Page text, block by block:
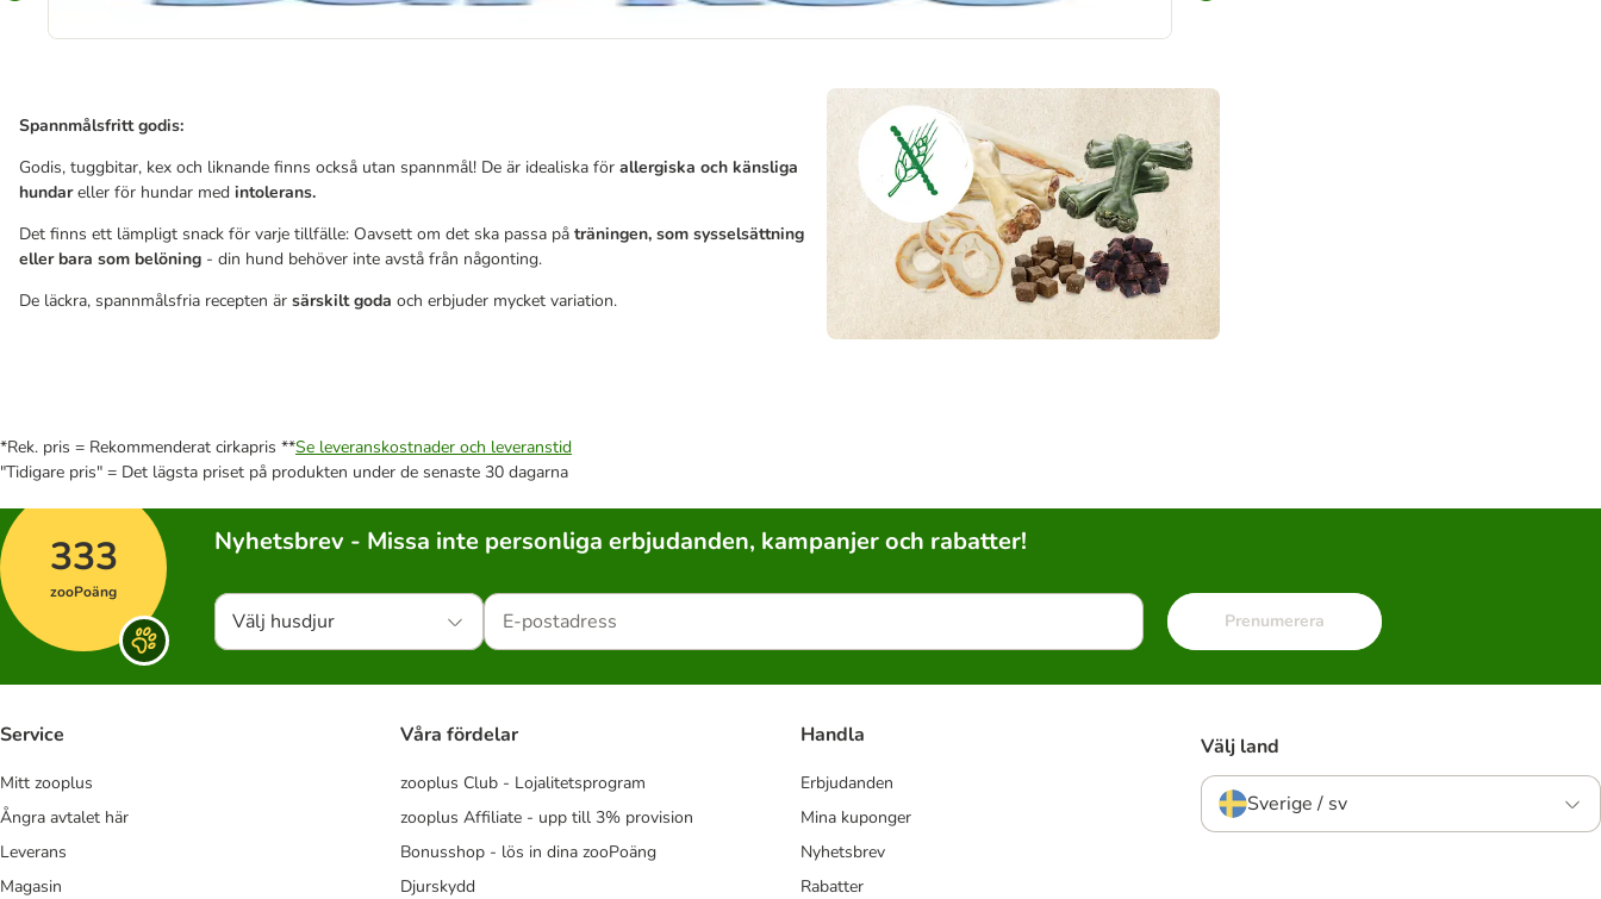
Spannmålsfritt godis:
Godis, tuggbitar, kex och liknande finns också utan spannmål! De är idealiska för allergiska och känsliga
hundareller för hundar med intolerans.
Det finns ett lämpligt snack för varje tillfälle: Oavsett om det ska passa på träningen, som sysselsättning
eller bara som belöning - din hund behöver inte avstå från någonting.
De läckra, spannmålsfria recepten är särskilt goda och erbjuder mycket variation.
*Rek. pris = Rekommenderat cirkapris **Se leveranskostnader och leveranstid
"Tidigare pris" = Det lägsta priset på produkten under de senaste 30 dagarna
333
zooPoäng
Nyhetsbrev - Missa inte personliga erbjudanden, kampanjer och rabatter!
Välj husdjur Prenumerera
Service
Mitt zooplus
Ångra avtalet här
Leverans
Magasin
Våra fördelar
zooplus Club - Lojalitetsprogram
zooplus Affiliate - upp till 3% provision
Bonusshop - lös in dina zooPoäng
Djurskydd
Handla
Erbjudanden
Mina kuponger
Nyhetsbrev
Rabatter
Välj land
Sverige / sv